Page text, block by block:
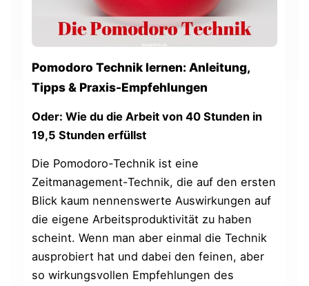
Pomodoro Technik lernen: Anleitung,
Tipps & Praxis-Empfehlungen
Oder: Wie du die Arbeit von 40 Stunden in
19,5 Stunden erfüllst
Die Pomodoro-Technik ist eine
Zeitmanagement-Technik, die auf den ersten
Blick kaum nennenswerte Auswirkungen auf
die eigene Arbeitsproduktivität zu haben
scheint. Wenn man aber einmal die Technik
ausprobiert hat und dabei den feinen, aber
so wirkungsvollen Empfehlungen des